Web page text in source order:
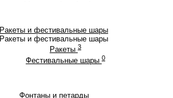
Ракеты и фестивальные шары
Ракеты и фестивальные шары
Ракеты 3
Фестивальные шары 0
Фонтаны и петарды